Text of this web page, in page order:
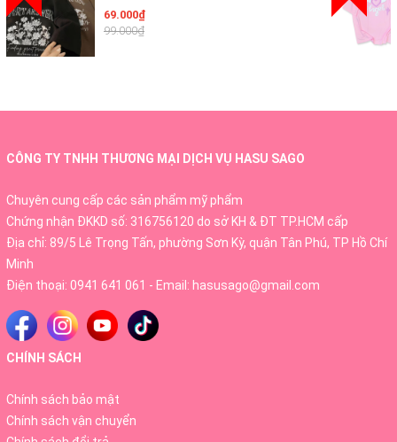
Thương Freesize
69.000₫
99.000₫
CÔNG TY TNHH THƯƠNG MẠI DỊCH VỤ HASU SAGO
Chuyên cung cấp các sản phẩm mỹ phẩm
Chứng nhận ĐKKD số: 316756120 do sở KH & ĐT TP.HCM cấp
Địa chỉ: 89/5 Lê Trọng Tấn, phường Sơn Kỳ, quận Tân Phú, TP Hồ Chí
Minh
Điện thoại: 0941 641 061 - Email: hasusago@gmail.com
CHÍNH SÁCH
Chính sách bảo mật
Chính sách vận chuyển